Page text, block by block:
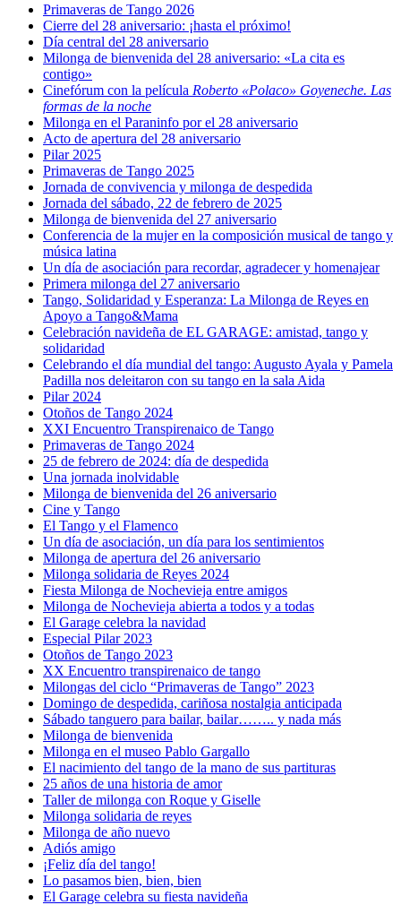
Primaveras de Tango 2026
Cierre del 28 aniversario: ¡hasta el próximo!
Día central del 28 aniversario
Milonga de bienvenida del 28 aniversario: «La cita es
contigo»
Cinefórum con la película Roberto «Polaco» Goyeneche. Las
formas de la noche
Milonga en el Paraninfo por el 28 aniversario
Acto de apertura del 28 aniversario
Pilar 2025
Primaveras de Tango 2025
Jornada de convivencia y milonga de despedida
Jornada del sábado, 22 de febrero de 2025
Milonga de bienvenida del 27 aniversario
Conferencia de la mujer en la composición musical de tango y
música latina
Un día de asociación para recordar, agradecer y homenajear
Primera milonga del 27 aniversario
Tango, Solidaridad y Esperanza: La Milonga de Reyes en
Apoyo a Tango&Mama
Celebración navideña de EL GARAGE: amistad, tango y
solidaridad
Celebrando el día mundial del tango: Augusto Ayala y Pamela
Padilla nos deleitaron con su tango en la sala Aida
Pilar 2024
Otoños de Tango 2024
XXI Encuentro Transpirenaico de Tango
Primaveras de Tango 2024
25 de febrero de 2024: día de despedida
Una jornada inolvidable
Milonga de bienvenida del 26 aniversario
Cine y Tango
El Tango y el Flamenco
Un día de asociación, un día para los sentimientos
Milonga de apertura del 26 aniversario
Milonga solidaria de Reyes 2024
Fiesta Milonga de Nochevieja entre amigos
Milonga de Nochevieja abierta a todos y a todas
El Garage celebra la navidad
Especial Pilar 2023
Otoños de Tango 2023
XX Encuentro transpirenaico de tango
Milongas del ciclo “Primaveras de Tango” 2023
Domingo de despedida, cariñosa nostalgia anticipada
Sábado tanguero para bailar, bailar…….. y nada más
Milonga de bienvenida
Milonga en el museo Pablo Gargallo
El nacimiento del tango de la mano de sus partituras
25 años de una historia de amor
Taller de milonga con Roque y Giselle
Milonga solidaria de reyes
Milonga de año nuevo
Adiós amigo
¡Feliz día del tango!
Lo pasamos bien, bien, bien
El Garage celebra su fiesta navideña